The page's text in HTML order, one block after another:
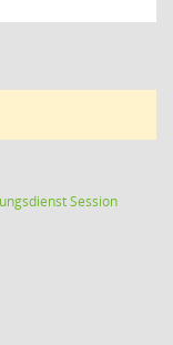
Session(Wird in